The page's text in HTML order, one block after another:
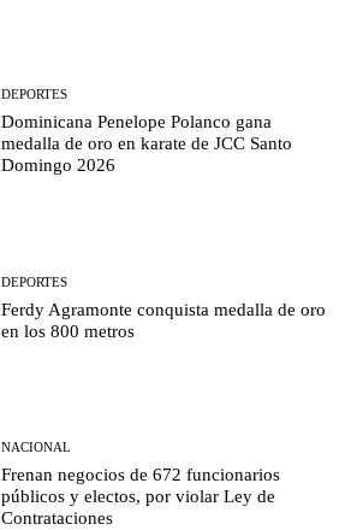
DEPORTES
Dominicana Penelope Polanco gana
medalla de oro en karate de JCC Santo
Domingo 2026
DEPORTES
Ferdy Agramonte conquista medalla de oro
en los 800 metros
NACIONAL
Frenan negocios de 672 funcionarios
públicos y electos, por violar Ley de
Contrataciones